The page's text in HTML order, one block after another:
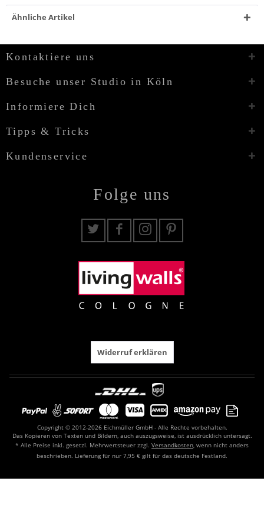
Ähnliche Artikel
Kontaktiere uns
Besuche unser Studio in Köln
Informiere Dich
Tipps & Tricks
Kundenservice
Folge uns
Widerruf erklären
Copyright © 2012-2026 Eichmüller GmbH - Alle Rechte vorbehalten.
Das Kopieren von Texten und Bildern, auch auszugsweise, ist ausdrücklich untersagt.
* Alle Preise inkl. gesetzl. Mehrwertsteuer zzgl. Versandkosten, wenn nicht anders
beschrieben. Lieferung für nur 7,95 € gilt für das deutsche Festland.